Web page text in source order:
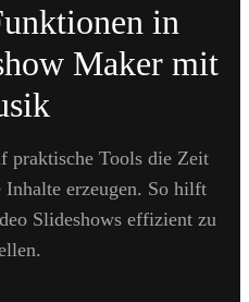
in
Maker mit
praktische Tools die Zeit
erzeugen. So hilft
Slideshows effizient zu